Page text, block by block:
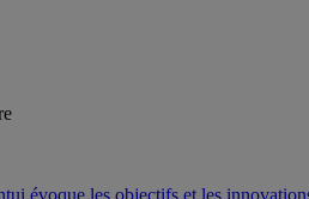
évoque les objectifs et les